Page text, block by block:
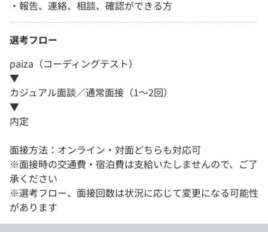
・報告、連絡、相談、確認ができる方
選考フロー
paiza（コーディングテスト）
▼
カジュアル面談／通常面接（1～2回）
▼
内定
面接方法：オンライン・対面どちらも対応可
※面接時の交通費・宿泊費は支給いたしませんので、ご了
承ください
※選考フロー、面接回数は状況に応じて変更になる可能性
があります